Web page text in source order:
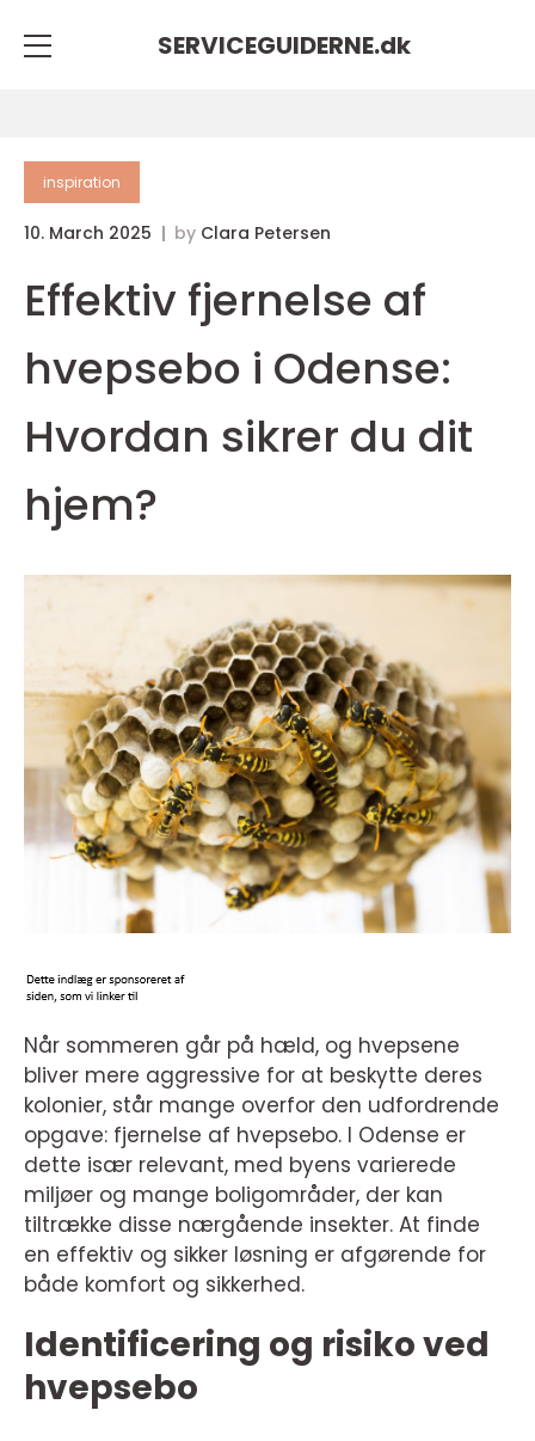
SERVICEGUIDERNE.dk
inspiration
10. March 2025 by Clara Petersen
Effektiv fjernelse af
hvepsebo i Odense:
Hvordan sikrer du dit
hjem?
Når sommeren går på hæld, og hvepsene
bliver mere aggressive for at beskytte deres
kolonier, står mange overfor den udfordrende
opgave: fjernelse af hvepsebo. I Odense er
dette især relevant, med byens varierede
miljøer og mange boligområder, der kan
tiltrække disse nærgående insekter. At finde
en effektiv og sikker løsning er afgørende for
både komfort og sikkerhed.
Identificering og risiko ved
hvepsebo